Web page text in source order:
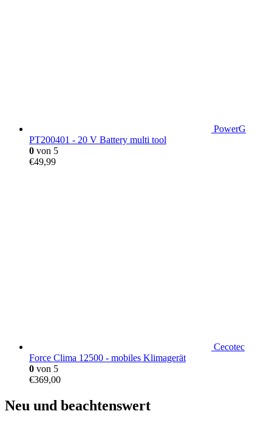
PowerG
PT200401 - 20 V Battery multi tool
0 von 5
€49,99
Cecotec
Force Clima 12500 - mobiles Klimagerät
0 von 5
€369,00
Neu und beachtenswert